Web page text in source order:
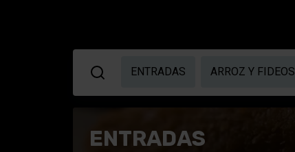
ENTRADAS ARROZ Y FIDEOS
ENTRADAS